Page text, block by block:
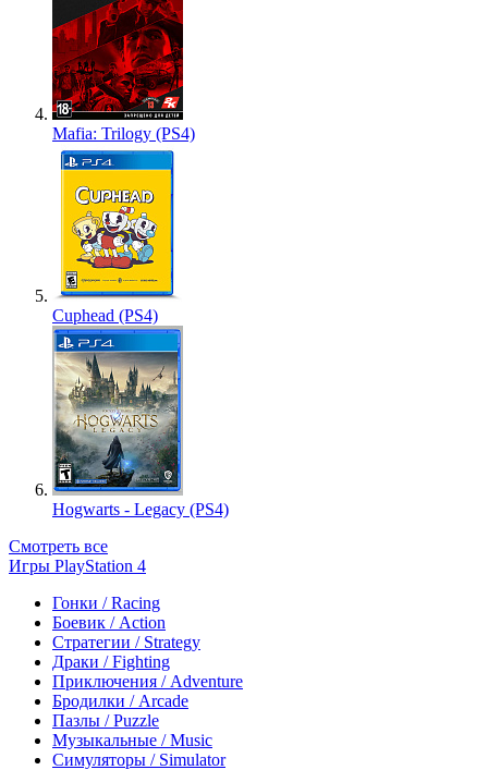
Mafia: Trilogy (PS4)
Cuphead (PS4)
Hogwarts - Legacy (PS4)
Смотреть все
Игры PlayStation 4
Гонки / Racing
Боевик / Action
Стратегии / Strategy
Драки / Fighting
Приключения / Adventure
Бродилки / Arcade
Пазлы / Puzzle
Музыкальные / Music
Симуляторы / Simulator